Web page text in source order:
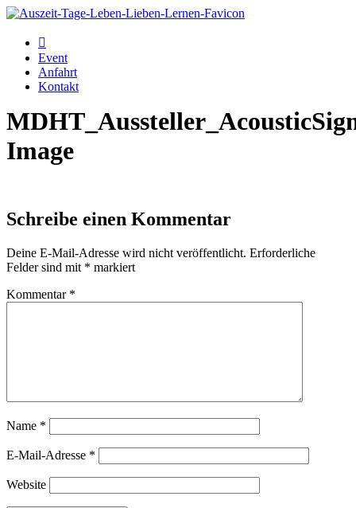
Zum
wechseln
Event
Anfahrt
Kontakt
Image
Schreibe einen Kommentar
Deine E-Mail-Adresse wird nicht veröffentlicht. Erforderliche
Felder sind mit * markiert
Kommentar *
Name *
E-Mail-Adresse *
Website